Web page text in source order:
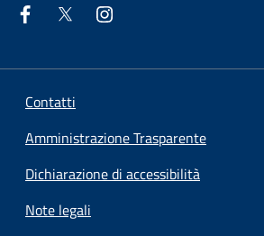
Contatti
Amministrazione Trasparente
Dichiarazione di accessibilità
Note legali